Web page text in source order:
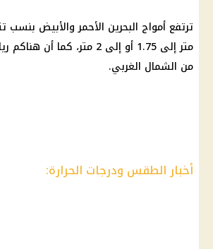
متر إلى 1.75 أو إلى 2 متر،
من الشمال الغربي.
أخبار الطقس ودرجات الحرارة: